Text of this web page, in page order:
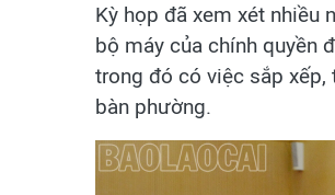
Kỳ họp đã xem xét nhiều
bộ máy của chính quyền
trong đó có việc sắp
bàn phường.